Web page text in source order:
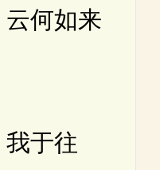
何如来
于往